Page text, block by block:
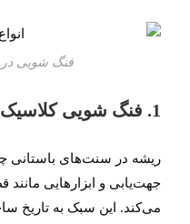
فنگ شویی در
1. فنگ شویی کلاسیک
ریشه در سنت‌های باستانی
جهت‌یابی و ابزارهایی مانند
می‌کند. این سبک به تاریخ